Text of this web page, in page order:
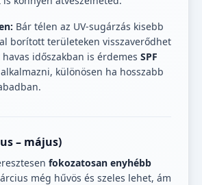
Bár télen az UV-sugárzás kisebb
borított területeken visszaverődhet
időszakban is érdemes SPF
alkalmazni, különösen ha hosszabb
– május)
fokozatosan enyhébb
még hűvös és szeles lehet, ám